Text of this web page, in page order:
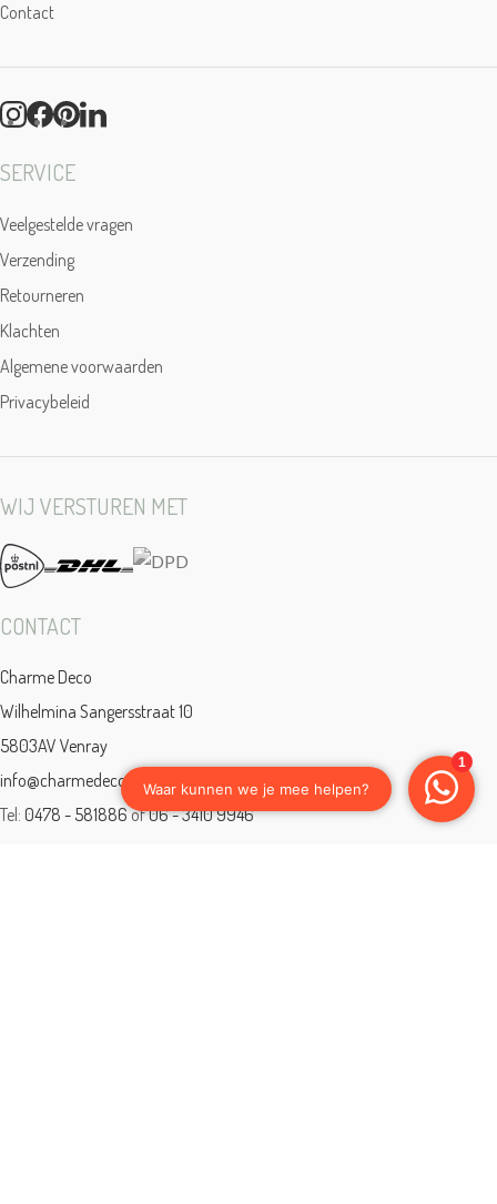
Contact
SERVICE
Veelgestelde vragen
Verzending
Retourneren
Klachten
Algemene voorwaarden
Privacybeleid
WIJ VERSTUREN MET
CONTACT
Charme Deco
Wilhelmina Sangersstraat 10
5803AV Venray
info@charmedeco.nl
Tel: 0478 - 581886of06 - 3410 9946